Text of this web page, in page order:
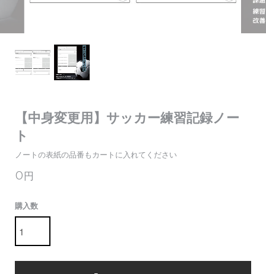
【中身変更用】サッカー練習記録ノー
ト
ノートの表紙の品番もカートに入れてください
0円
購入数